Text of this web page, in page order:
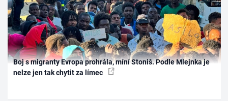
Boj s migranty Evropa prohrála, míní Stoniš. Podle Mlejnka je
nelze jen tak chytit za límec